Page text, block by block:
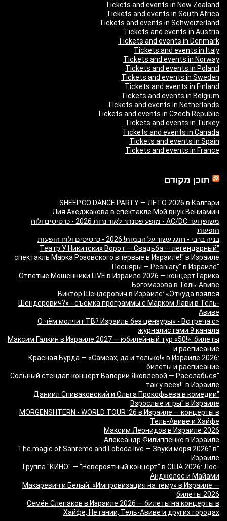
Tickets and events in New Zealand
Tickets and events in South Africa
Tickets and events in Schweizerland
Tickets and events in Austria
Tickets and events in Denmark
Tickets and events in Italy
Tickets and events in Norway
Tickets and events in Poland
Tickets and events in Sweden
Tickets and events in Finland
Tickets and events in Belgium
Tickets and events in Netherlands
Tickets and events in Czech Republic
Tickets and events in Turkey
Tickets and events in Canada
Tickets and events in Spain
Tickets and events in France
תוכן מקודם
SHEEP.CO DANCE PARTY — ЛЕТО 2026 в Калгари
Лия Ахеджакова в спектакле Мой внук Вениамин
משופן ועד AC/DC - מופע פסנתר לאור נרות 2026 - כרטיסים ולוח
הופעות
בניה ברבי - חוגג עשור על הבמות! 2026 - כרטיסים ולוח הופעות
"Театр У Никитских Ворот — Свадьба — легендарный
спектакль Марка Розовского впервые в Израиле!" в Израиле
"Песняры — Pesniary" в Израиле
Отпетые Мошенники LIVE в Израиле 2026 — концерт Гарика
Богомазова в Тель-Авиве
Виктор Шендерович в Израиле: «Откуда взялся
Шендерович?» - съёмка программы с Марком Лави в Тель-
Авиве
«О чём молчит ТВ? Израиль без цензуры» - Встреча с
журналистами 9 канала
Максим Галкин в Израиле 2027 — юбилейный тур «50!»: билеты
и расписание
Красная Бурда — «Самеах, да и только!» в Израиле 2026:
билеты и расписание
"Сольный стендап концерт Валерии Яковлевой — Расслабься
так у всех!" в Израиле
"Даниил Спиваковский и Ольга Прокофьева в комедии
Взрослые игры" в Израиле
MORGENSHTERN - WORLD TOUR '26 в Израиле — концерты в
Тель-Авиве и Хайфе
Максим Леонидов в Израиле 2026
Александр Филиппенко в Израиле
"The magic of Sanremo and Loboda live — Звуки моря 2026" в
Израиле
Группа "КИНО" — "Невероятный концерт" в США 2026: Лос-
Анджелес и Майами
Макаревич и Белый: «Импровизация на тему» в Израиле —
билеты 2026
Семён Слепаков в Израиле 2026 — билеты на концерты в
Хайфе, Нетании, Тель-Авиве и других городах